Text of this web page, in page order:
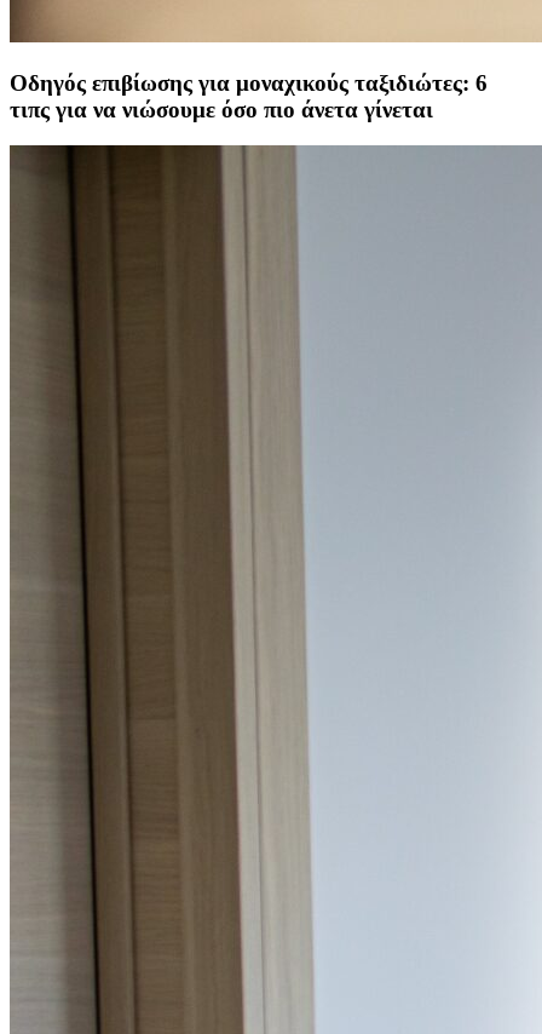
Οδηγός επιβίωσης για μοναχικούς ταξιδιώτες: 6
τιπς για να νιώσουμε όσο πιο άνετα γίνεται